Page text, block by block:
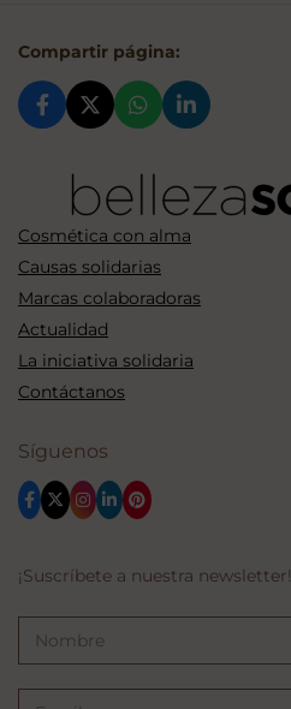
Compartir página:
Cosmética con alma
Causas solidarias
Marcas colaboradoras
Actualidad
La iniciativa solidaria
Contáctanos
Síguenos
¡Suscríbete a nuestra newsletter!